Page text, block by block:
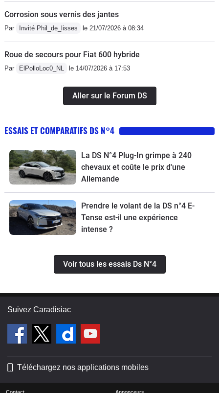
Corrosion sous vernis des jantes
Par Invité Phil_de_lisses le 21/07/2026 à 08:34
Roue de secours pour Fiat 600 hybride
Par ElPolloLoc0_NL le 14/07/2026 à 17:53
Aller sur le Forum DS
ESSAIS ET COMPARATIFS DS N°4
La DS N°4 Plug-In grimpe à 240
chevaux et coûte le prix d'une
Allemande
Prendre le volant de la DS n°4 E-
Tense est-il une expérience
intense ?
Voir tous les essais Ds N°4
Suivez Caradisiac
Téléchargez nos applications mobiles